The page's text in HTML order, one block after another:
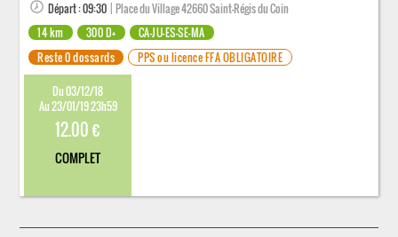
Départ : 09:30 | Place du Village 42660 Saint-Régis du Coin
14 km
300 D+
CA-JU-ES-SE-MA
Reste 0 dossards
PPS ou licence FFA OBLIGATOIRE
Du 03/12/18
Au 23/01/19 23h59
12.00 €
COMPLET